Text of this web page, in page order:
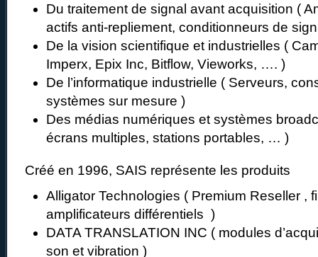
Du traitement de signal avant acquisition (
actifs anti-repliement, conditionneurs de
De la vision scientifique et industrielles (
Imperx, Epix Inc, Bitflow, Vieworks, …. )
De l’informatique industrielle ( Serveurs,
systèmes sur mesure )
Des médias numériques et systèmes
écrans multiples, stations portables, … )
Créé en 1996, SAIS représente les produits
Alligator Technologies ( Premium Reseller ,
amplificateurs différentiels )
DATA TRANSLATION INC ( modules
son et vibration )